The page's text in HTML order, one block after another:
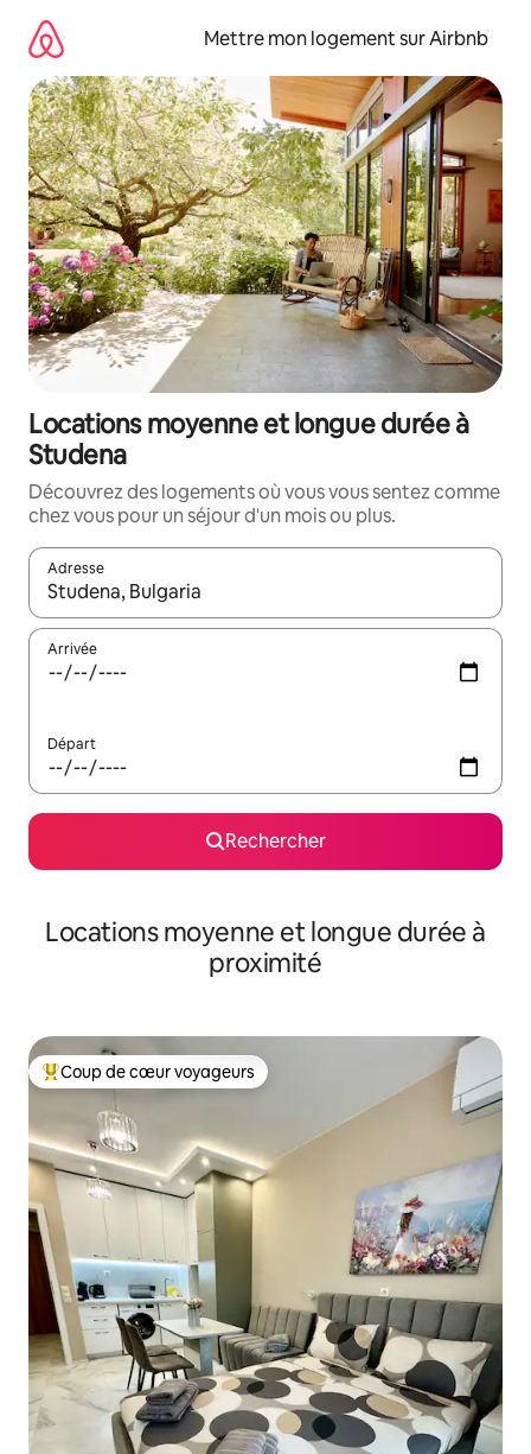
directement
contenu
Mettre mon logement sur Airbnb
Locations moyenne et longue durée à
Studena
Découvrez des logements où vous vous sentez comme
chez vous pour un séjour d'un mois ou plus.
Adresse
Lorsque les résultats s'affichent, utilisez les flèches vers le
Arrivée
Départ
Rechercher
Locations moyenne et longue durée à
proximité
Coups de cœur voyageurs les plus appréciés
Coup de cœur voyageurs